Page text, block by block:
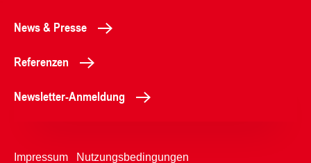
News & Presse
Referenzen
Newsletter-Anmeldung
Impressum Nutzungsbedingungen